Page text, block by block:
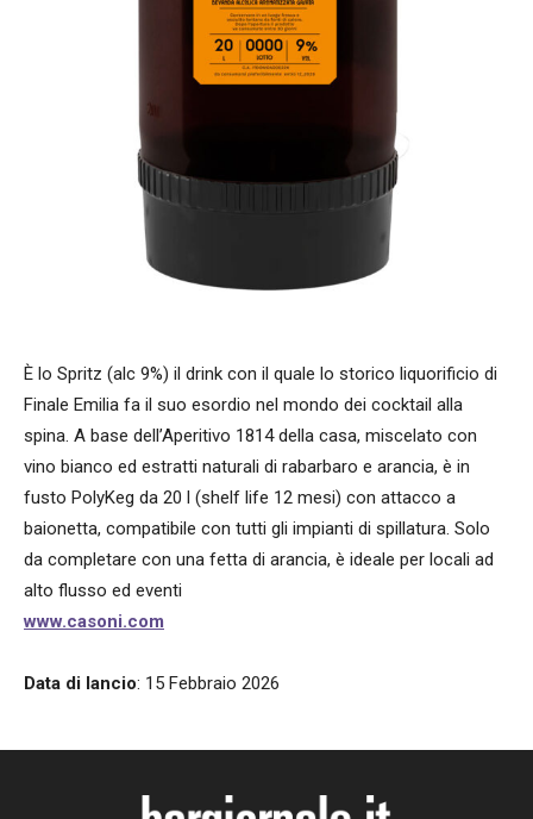
È lo Spritz (alc 9%) il drink con il quale lo storico liquorificio di
Finale Emilia fa il suo esordio nel mondo dei cocktail alla
spina. A base dell’Aperitivo 1814 della casa, miscelato con
vino bianco ed estratti naturali di rabarbaro e arancia, è in
fusto PolyKeg da 20 l (shelf life 12 mesi) con attacco a
baionetta, compatibile con tutti gli impianti di spillatura. Solo
da completare con una fetta di arancia, è ideale per locali ad
alto flusso ed eventi
www.casoni.com
Data di lancio: 15 Febbraio 2026